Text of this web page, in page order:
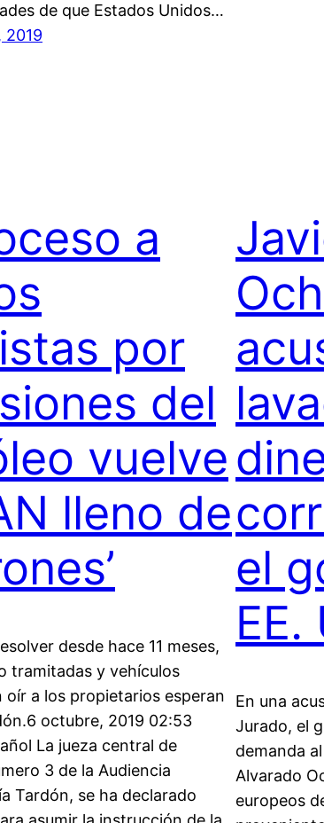
de que Estados Unidos…
2019
a
por
del
vuelve
lleno de
desde hace 11 meses,
tramitadas y vehículos
oír a los propietarios esperan
octubre, 2019 02:53
La jueza central de
3 de la Audiencia
Tardón, se ha declarado
el
EE.
En una
Jurado, el
demanda
Alvarado
europeos